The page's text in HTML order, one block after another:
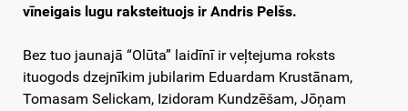
vīneigais lugu raksteituojs ir Andris Pelšs.
Bez tuo jaunajā “Olūta” laidīnī ir veļtejuma roksts
ituogods dzejnīkim jubilarim Eduardam Krustānam,
Tomasam Selickam, Izidoram Kundzēšam, Jōņam